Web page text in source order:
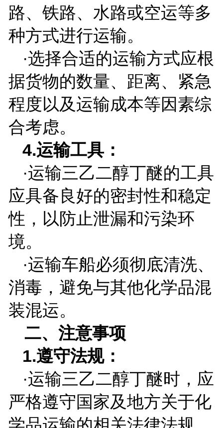
路、铁路、水路或空运等多
种方式进行运输。
·选择合适的运输方式应根
据货物的数量、距离、紧急
程度以及运输成本等因素综
合考虑。
4.运输工具：
·运输三乙二醇丁醚的工具
应具备良好的密封性和稳定
性，以防止泄漏和污染环
境。
·运输车船必须彻底清洗、
消毒，避免与其他化学品混
装混运。
二、注意事项
1.遵守法规：
·运输三乙二醇丁醚时，应
严格遵守国家及地方关于化